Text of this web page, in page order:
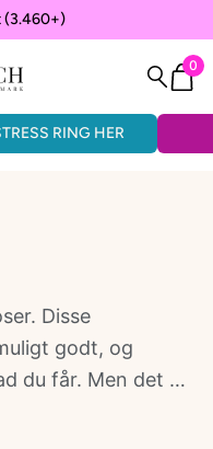
(3.460+)
0
RING HER
Disse
godt, og
du får. Men det du
det du giver for